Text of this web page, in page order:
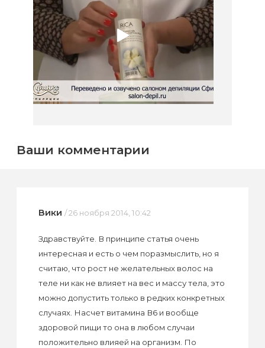
Ваши комментарии
Вики / 26 ноября 2014, 10:42
Здравствуйте. В принципе статья очень
интересная и есть о чем поразмыслить, но я
считаю, что рост не желательных волос на
теле ни как не влияет на вес и массу тела, это
можно допустить только в редких конкретных
случаях. Насчет витамина В6 и вообще
здоровой пищи то она в любом случаи
положительно влияей на организм. По